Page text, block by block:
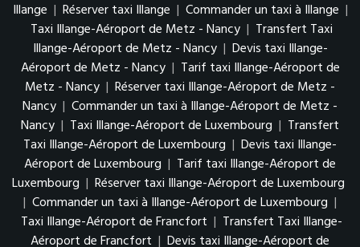
Illange | Réserver taxi Illange | Commander un taxi à Illange |
Taxi Illange-Aéroport de Metz - Nancy | Transfert Taxi
Illange-Aéroport de Metz - Nancy | Devis taxi Illange-
Aéroport de Metz - Nancy | Tarif taxi Illange-Aéroport de
Metz - Nancy | Réserver taxi Illange-Aéroport de Metz -
Nancy | Commander un taxi à Illange-Aéroport de Metz -
Nancy | Taxi Illange-Aéroport de Luxembourg | Transfert
Taxi Illange-Aéroport de Luxembourg | Devis taxi Illange-
Aéroport de Luxembourg | Tarif taxi Illange-Aéroport de
Luxembourg | Réserver taxi Illange-Aéroport de Luxembourg
| Commander un taxi à Illange-Aéroport de Luxembourg |
Taxi Illange-Aéroport de Francfort | Transfert Taxi Illange-
Aéroport de Francfort | Devis taxi Illange-Aéroport de